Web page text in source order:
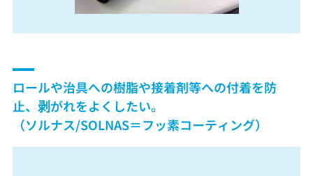
ロールや治具への樹脂や接着剤等への付着を防
止、剥がれをよくしたい。
（ソルナス/SOLNAS＝フッ素コーティング）